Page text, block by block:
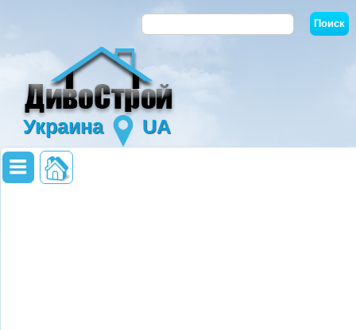
Украина UA